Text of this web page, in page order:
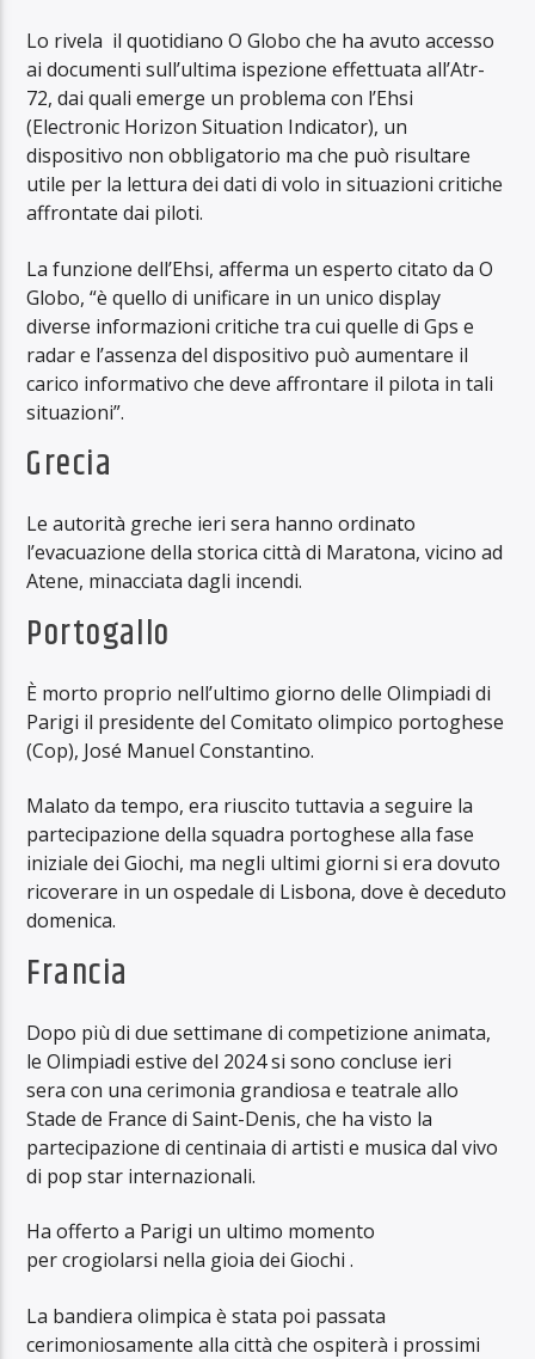
Lo rivela il quotidiano O Globo che ha avuto accesso
ai documenti sull’ultima ispezione effettuata all’Atr-
72, dai quali emerge un problema con l’Ehsi
(Electronic Horizon Situation Indicator), un
dispositivo non obbligatorio ma che può risultare
utile per la lettura dei dati di volo in situazioni critiche
affrontate dai piloti.
La funzione dell’Ehsi, afferma un esperto citato da O
Globo, “è quello di unificare in un unico display
diverse informazioni critiche tra cui quelle di Gps e
radar e l’assenza del dispositivo può aumentare il
carico informativo che deve affrontare il pilota in tali
situazioni”.
Grecia
Le autorità greche ieri sera hanno ordinato
l’evacuazione della storica città di Maratona, vicino ad
Atene, minacciata dagli incendi.
Portogallo
È morto proprio nell’ultimo giorno delle Olimpiadi di
Parigi il presidente del Comitato olimpico portoghese
(Cop), José Manuel Constantino.
Malato da tempo, era riuscito tuttavia a seguire la
partecipazione della squadra portoghese alla fase
iniziale dei Giochi, ma negli ultimi giorni si era dovuto
ricoverare in un ospedale di Lisbona, dove è deceduto
domenica.
Francia
Dopo più di due settimane di competizione animata,
le Olimpiadi estive del 2024 si sono concluse ieri
sera con una cerimonia grandiosa e teatrale allo
Stade de France di Saint-Denis, che ha visto la
partecipazione di centinaia di artisti e musica dal vivo
di pop star internazionali.
Ha offerto a Parigi un ultimo momento
per crogiolarsi nella gioia dei Giochi .
La bandiera olimpica è stata poi passata
cerimoniosamente alla città che ospiterà i prossimi